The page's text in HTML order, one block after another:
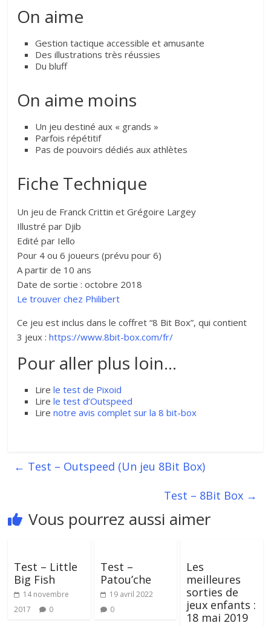
On aime
Gestion tactique accessible et amusante
Des illustrations très réussies
Du bluff
On aime moins
Un jeu destiné aux « grands »
Parfois répétitif
Pas de pouvoirs dédiés aux athlètes
Fiche Technique
Un jeu de Franck Crittin et Grégoire Largey
Illustré par Djib
Edité par Iello
Pour 4 ou 6 joueurs (prévu pour 6)
A partir de 10 ans
Date de sortie : octobre 2018
Le trouver chez Philibert
Ce jeu est inclus dans le coffret “8 Bit Box”, qui contient
3 jeux :https://www.8bit-box.com/fr/
Pour aller plus loin…
Lirele test de Pixoid
Lirele test d’Outspeed
Lirenotre avis complet sur la 8 bit-box
← Test – Outspeed (Un jeu 8Bit Box)
Test – 8Bit Box →
Vous pourrez aussi aimer
Test – Little
Big Fish
14 novembre
2017
0
Test –
Patou’che
19 avril 2022
0
Les
meilleures
sorties de
jeux enfants :
18 mai 2019